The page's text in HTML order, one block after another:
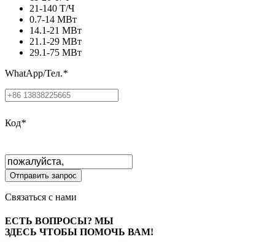
21-140 Т/Ч
0.7-14 МВт
14.1-21 МВт
21.1-29 МВт
29.1-75 МВт
WhatApp/Тел.*
Код*
Связаться с нами
ЕСТЬ ВОПРОСЫ? МЫ
ЗДЕСЬ ЧТОБЫ ПОМОЧЬ ВАМ!